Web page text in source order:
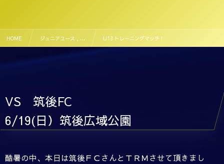
HOME ジュニアユース , … U13 トレーニングマッチ！
VS 筑後FC
6/19(日）筑後広域公園
酷暑の中、本日は筑後ＦＣさんとＴＲＭさせて頂きまし